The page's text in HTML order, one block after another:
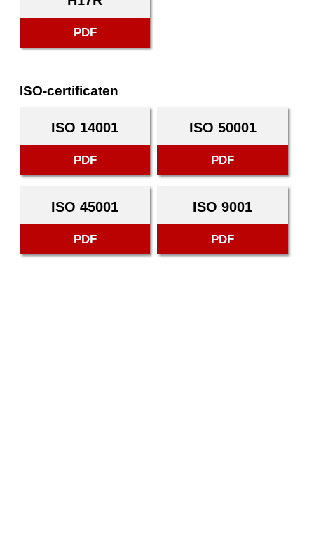
PDF
ISO-certificaten
ISO 14001
PDF
ISO 50001
PDF
ISO 45001
PDF
ISO 9001
PDF